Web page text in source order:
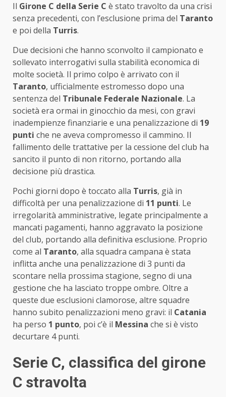
Il Girone C della Serie C è stato travolto da una crisi
senza precedenti, con l’esclusione prima del Taranto
e poi della Turris.
Due decisioni che hanno sconvolto il campionato e
sollevato interrogativi sulla stabilità economica di
molte società. Il primo colpo è arrivato con il
Taranto, ufficialmente estromesso dopo una
sentenza del Tribunale Federale Nazionale. La
società era ormai in ginocchio da mesi, con gravi
inadempienze finanziarie e una penalizzazione di 19
punti che ne aveva compromesso il cammino. Il
fallimento delle trattative per la cessione del club ha
sancito il punto di non ritorno, portando alla
decisione più drastica.
Pochi giorni dopo è toccato alla Turris, già in
difficoltà per una penalizzazione di 11 punti. Le
irregolarità amministrative, legate principalmente a
mancati pagamenti, hanno aggravato la posizione
del club, portando alla definitiva esclusione. Proprio
come al Taranto, alla squadra campana è stata
inflitta anche una penalizzazione di 3 punti da
scontare nella prossima stagione, segno di una
gestione che ha lasciato troppe ombre. Oltre a
queste due esclusioni clamorose, altre squadre
hanno subito penalizzazioni meno gravi: il Catania
ha perso 1 punto, poi c’è il Messina che si è visto
decurtare 4 punti.
Serie C, classifica del girone
C stravolta